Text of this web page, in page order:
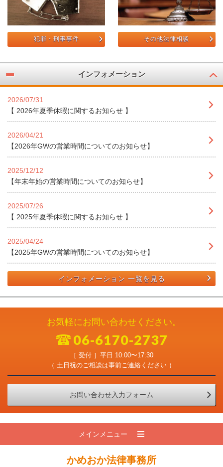
犯罪・刑事事件 その他法律相談
インフォメーション
2026/07/31
【 2026年夏季休暇に関するお知らせ 】
2026/04/21
【2026年GWの営業時間についてのお知らせ】
2025/12/12
【年末年始の営業時間についてのお知らせ】
2025/07/26
【 2025年夏季休暇に関するお知らせ 】
2025/04/24
【2025年GWの営業時間についてのお知らせ】
インフォメーション 一覧を見る
お気軽にお問い合わせください。
06-6170-2737
［ 受付 ］平日 10:00〜17:30
（ 土日祝のご相談は事前ご連絡ください ）
お問い合わせ入力フォーム
メインメニュー
かめおか法律事務所